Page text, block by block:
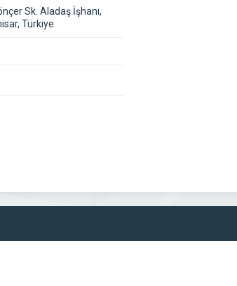
Sk. Aladaş İşhanı,
Türkiye